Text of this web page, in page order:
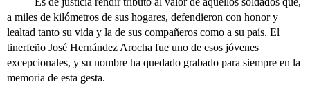
a miles de kilómetros de sus hogares, defendieron con honor y
lealtad tanto su vida y la de sus compañeros como a su país. El
tinerfeño José Hernández Arocha fue uno de esos jóvenes
excepcionales, y su nombre ha quedado grabado para siempre en la
memoria de esta gesta.